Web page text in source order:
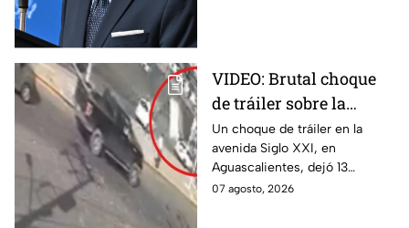
VIDEO: Brutal choque
de tráiler sobre la
avenida Siglo XXI en
Aguascalientes deja
varios heridos y
destrozos
Un choque de tráiler en la
avenida Siglo XXI, en
Aguascalientes, dejó 13
heridos y varios vehículos
07 agosto, 2026